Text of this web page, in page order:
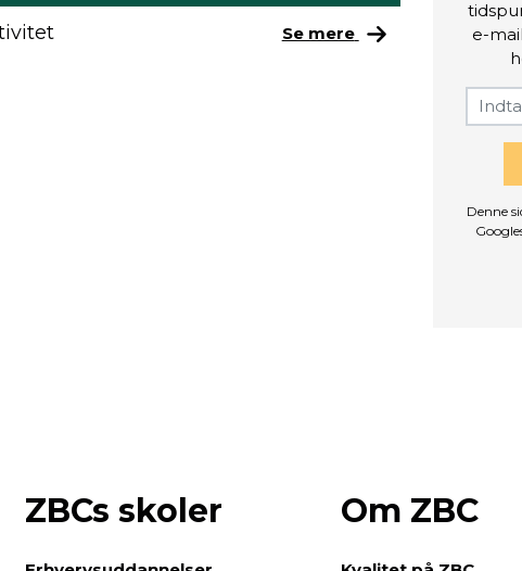
Se mere
e-
Denne
ZBCs skoler Om ZBC